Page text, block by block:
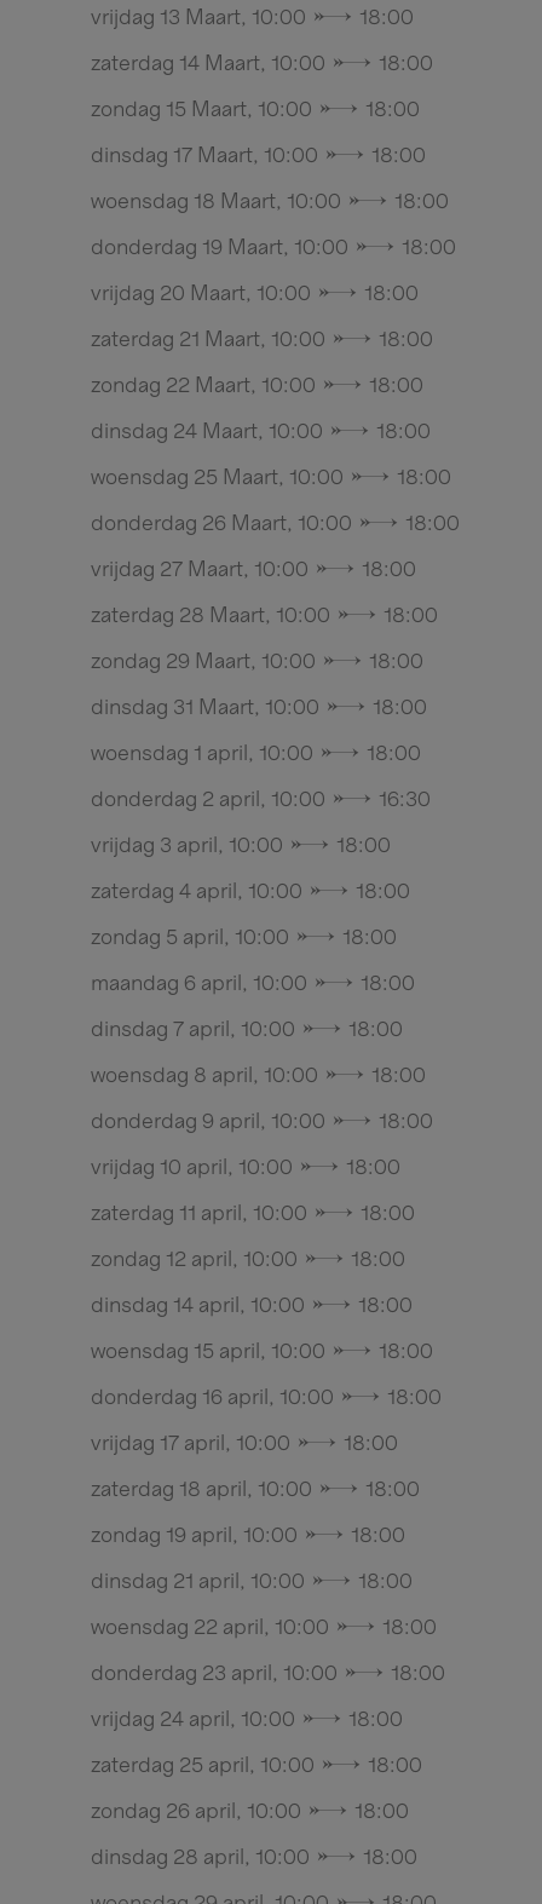
vrijdag 13 Maart, 10:00 → 18:00
zaterdag 14 Maart, 10:00 → 18:00
zondag 15 Maart, 10:00 → 18:00
dinsdag 17 Maart, 10:00 → 18:00
woensdag 18 Maart, 10:00 → 18:00
donderdag 19 Maart, 10:00 → 18:00
vrijdag 20 Maart, 10:00 → 18:00
zaterdag 21 Maart, 10:00 → 18:00
zondag 22 Maart, 10:00 → 18:00
dinsdag 24 Maart, 10:00 → 18:00
woensdag 25 Maart, 10:00 → 18:00
donderdag 26 Maart, 10:00 → 18:00
vrijdag 27 Maart, 10:00 → 18:00
zaterdag 28 Maart, 10:00 → 18:00
zondag 29 Maart, 10:00 → 18:00
dinsdag 31 Maart, 10:00 → 18:00
woensdag 1 april, 10:00 → 18:00
donderdag 2 april, 10:00 → 16:30
vrijdag 3 april, 10:00 → 18:00
zaterdag 4 april, 10:00 → 18:00
zondag 5 april, 10:00 → 18:00
maandag 6 april, 10:00 → 18:00
dinsdag 7 april, 10:00 → 18:00
woensdag 8 april, 10:00 → 18:00
donderdag 9 april, 10:00 → 18:00
vrijdag 10 april, 10:00 → 18:00
zaterdag 11 april, 10:00 → 18:00
zondag 12 april, 10:00 → 18:00
dinsdag 14 april, 10:00 → 18:00
woensdag 15 april, 10:00 → 18:00
donderdag 16 april, 10:00 → 18:00
vrijdag 17 april, 10:00 → 18:00
zaterdag 18 april, 10:00 → 18:00
zondag 19 april, 10:00 → 18:00
dinsdag 21 april, 10:00 → 18:00
woensdag 22 april, 10:00 → 18:00
donderdag 23 april, 10:00 → 18:00
vrijdag 24 april, 10:00 → 18:00
zaterdag 25 april, 10:00 → 18:00
zondag 26 april, 10:00 → 18:00
dinsdag 28 april, 10:00 → 18:00